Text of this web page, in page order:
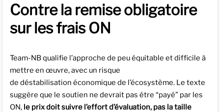
Contre la remise obligatoire
sur les frais ON
Team-NB qualifie l’approche de peu équitable et difficile à
mettre en œuvre, avec un risque
de déstabilisation économique de l’écosystème. Le texte
suggère que le soutien ne devrait pas être “payé” par les
ON, le prix doit suivre l’effort d’évaluation, pas la taille